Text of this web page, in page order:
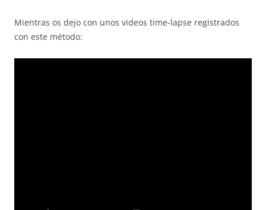
Mientras os dejo con unos videos time-lapse registrados
con este método: